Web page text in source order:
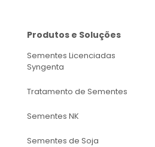
Produtos e Soluções
Sementes Licenciadas
Syngenta
Tratamento de Sementes
Sementes NK
Sementes de Soja